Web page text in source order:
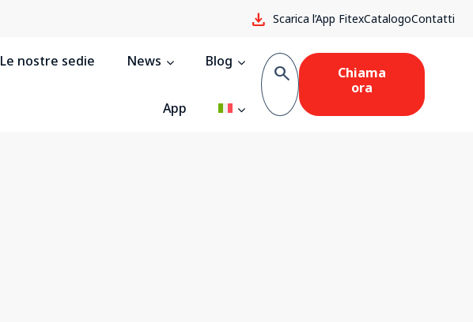
download Scarica l’App FitexCatalogoContatti
Le nostre sedie News Blog
App
search
Chiama
ora